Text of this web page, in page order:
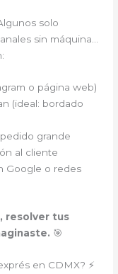
solo
sin máquina…
o página web)
(ideal: bordado
grande
al cliente
Google o redes
resolver tus
🎯
en CDMX? ⚡